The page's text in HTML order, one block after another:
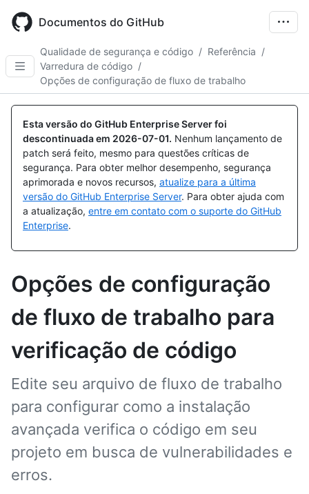
main
Documentos do GitHub
Qualidade de segurança e código / Referência /
Varredura de código /
Opções de configuração de fluxo de trabalho
Esta versão do GitHub Enterprise Server foi
descontinuada em 2026-07-01. Nenhum lançamento de
patch será feito, mesmo para questões críticas de
segurança. Para obter melhor desempenho, segurança
aprimorada e novos recursos, atualize para a última
versão do GitHub Enterprise Server. Para obter ajuda com
a atualização, entre em contato com o suporte do GitHub
Enterprise.
Opções de configuração
de fluxo de trabalho para
verificação de código
Edite seu arquivo de fluxo de trabalho
para configurar como a instalação
avançada verifica o código em seu
projeto em busca de vulnerabilidades e
erros.